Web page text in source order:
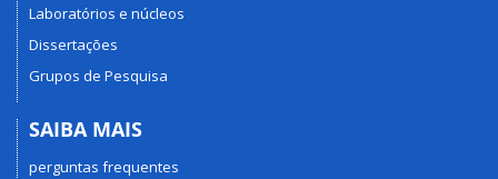
Laboratórios e núcleos
Dissertações
Grupos de Pesquisa
SAIBA MAIS
perguntas frequentes